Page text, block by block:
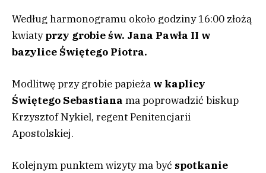
Według harmonogramu około godziny 16:00 złożą
kwiatyprzy grobie św. Jana Pawła II w
bazylice Świętego Piotra.
Modlitwę przy grobie papieża w kaplicy
Świętego Sebastiana ma poprowadzić biskup
Krzysztof Nykiel, regent Penitencjarii
Apostolskiej.
Kolejnym punktem wizyty ma być spotkanie